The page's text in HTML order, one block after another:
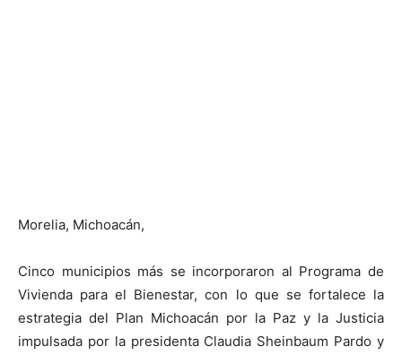
Morelia, Michoacán,
Cinco municipios más se incorporaron al Programa de
Vivienda para el Bienestar, con lo que se fortalece la
estrategia del Plan Michoacán por la Paz y la Justicia
impulsada por la presidenta Claudia Sheinbaum Pardo y